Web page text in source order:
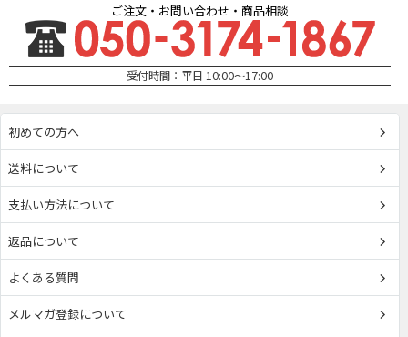
ご注文・お問い合わせ・商品相談
受付時間：平日 10:00～17:00
初めての方へ
送料について
支払い方法について
返品について
よくある質問
メルマガ登録について